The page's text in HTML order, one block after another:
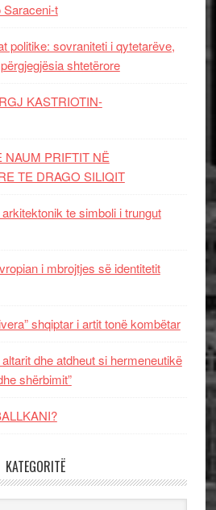
Saraceni-t
politike: sovraniteti i qytetarëve,
shtetërore
KASTRIOTIN-
NAUM PRIFTIT NË
TE DRAGO SILIQIT
te simboli i trungut
i mbrojtjes së identitetit
shqiptar i artit tonë kombëtar
dhe atdheut si hermeneutikë
shërbimit”
KATEGORITË